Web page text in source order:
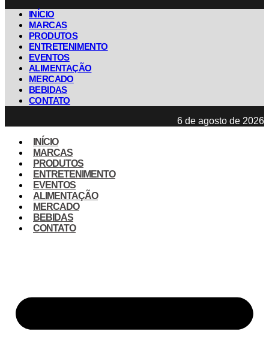
INÍCIO
MARCAS
PRODUTOS
ENTRETENIMENTO
EVENTOS
ALIMENTAÇÃO
MERCADO
BEBIDAS
CONTATO
6 de agosto de 2026
INÍCIO
MARCAS
PRODUTOS
ENTRETENIMENTO
EVENTOS
ALIMENTAÇÃO
MERCADO
BEBIDAS
CONTATO